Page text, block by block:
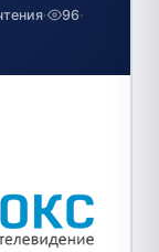
· 96·